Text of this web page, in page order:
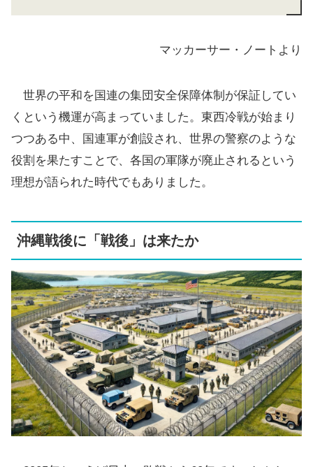
マッカーサー・ノートより
世界の平和を国連の集団安全保障体制が保証してい
くという機運が高まっていました。東西冷戦が始まり
つつある中、国連軍が創設され、世界の警察のような
役割を果たすことで、各国の軍隊が廃止されるという
理想が語られた時代でもありました。
沖縄戦後に「戦後」は来たか